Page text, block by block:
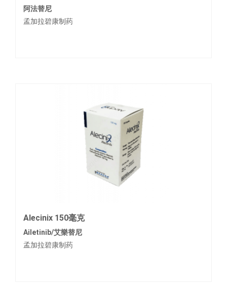
阿法替尼
孟加拉碧康制药
Alecinix 150毫克
Ailetinib/艾樂替尼
孟加拉碧康制药